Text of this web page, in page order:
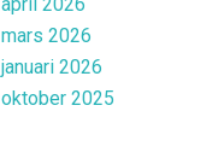
mars 2026
januari 2026
oktober 2025